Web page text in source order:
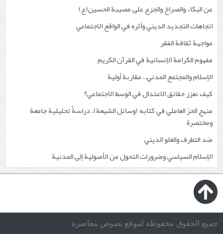
عن البكاء والصراخ والجزع على مصيبة الحسين(ع)
اتجاهات التجديد الديني وأثره في الواقع الاجتماعي
مواجهة ثقافة الفقر
مفهوم الكرامة الإنسانية في القرآن الكريم
الإسلام والمجتمع المدني.. مقاربة أولية
كيف نعزز حقائق الاعتدال في الوسط الاجتماعي؟
منهج الحرّ العاملي في كتابه (وسائل الشيعة)، دراسةٌ تحليلية جامعة
ومختصرة
ضد التطرف والغلو الديني
الإسلام السياسي وضرورات التحول من الأصولية إلى المدنية
جميع الحقوق محفوظة لموقع نصوص معاصرة